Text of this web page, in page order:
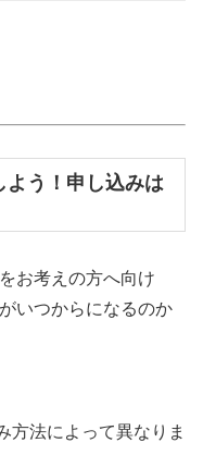
よう！申し込みは
お考えの方へ向け
いつからになるのか
方法によって異なりま